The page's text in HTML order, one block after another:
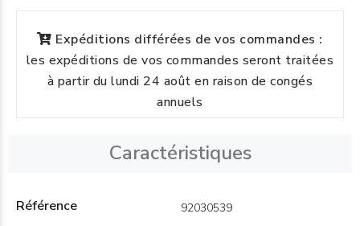
Expéditions différées de vos commandes :
les expéditions de vos commandes seront traitées
à partir du lundi 24 août en raison de congés
annuels
Caractéristiques
Référence 92030539